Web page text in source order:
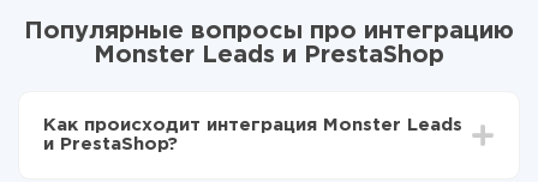
Популярные вопросы про интеграцию
Monster Leads и PrestaShop
Как происходит интеграция Monster Leads
и PrestaShop?